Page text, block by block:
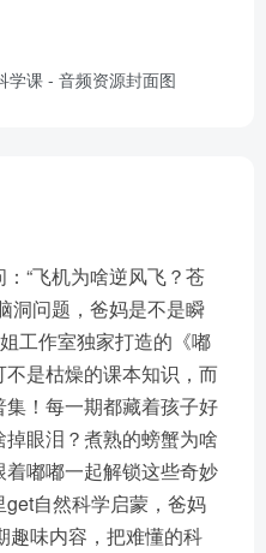
“飞机为啥逆风飞？苍
洞问题，爸妈是不是瞬
工作室独家打造的《嘟
是枯燥的课本知识，而
！每一期都藏着孩子好
眼泪？煮熟的螃蟹为啥
嘟嘟一起解锁这些奇妙
自然科学启蒙，爸妈
趣味内容，把难懂的科